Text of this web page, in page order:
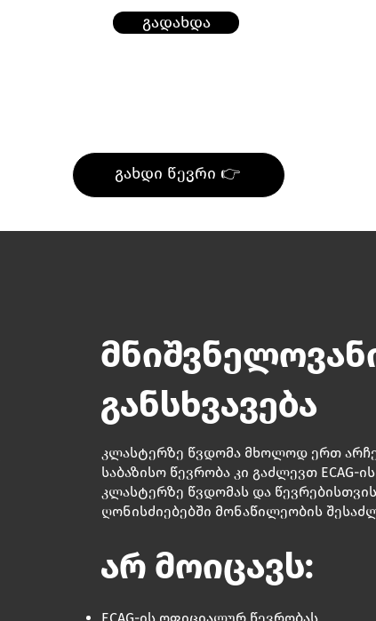
გადახდა
გახდი წევრი 👉
განსხვავება
კლასტერზე წვდომა მხოლოდ ერთ
საბაზისო წევრობა კი გაძლევთ ECAG-
კლასტერზე წვდომას და
ღონისძიებებში მონაწილეობის
არ მოიცავს: